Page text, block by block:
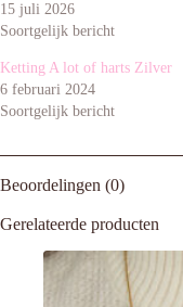
15 juli 2026
Soortgelijk bericht
Ketting A lot of harts Zilver
6 februari 2024
Soortgelijk bericht
Beoordelingen (0)
Gerelateerde producten